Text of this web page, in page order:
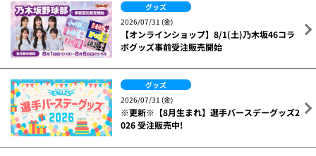
グッズ
2026/07/31 (金)
【オンラインショップ】8/1(土)乃木坂46コラ
ボグッズ事前受注販売開始
グッズ
2026/07/31 (金)
※更新※【8月生まれ】選手バースデーグッズ2
026 受注販売中!